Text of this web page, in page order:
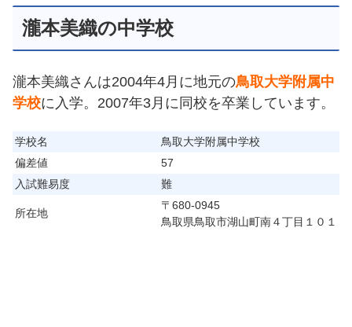
瀧本美織の中学校
瀧本美織さんは2004年4月に地元の鳥取大学附属中
学校に入学。2007年3月に同校を卒業しています。
学校名
鳥取大学附属中学校
偏差値
57
入試難易度
難
所在地
〒680-0945
鳥取県鳥取市湖山町南４丁目１０１